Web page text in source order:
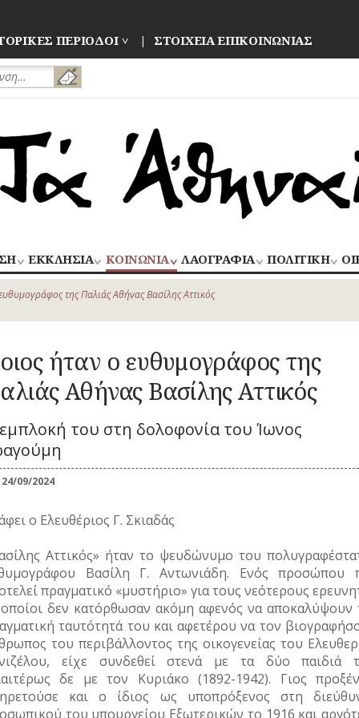
ΠΕΡΙΟΔΟΙ ΣΤΟΙΧΕΙΑ ΕΠΙΚΟΙΝΩΝΙΑΣ
ΕΚΚΛΗΣΙΑ
ΝΑΟΙ
–
ΜΟΝΕΣ
ΕΟΡΤΕΣ
ΞΩΚΚΛΗΣΙΑ
ΠΑΝΗΓΥΡΙΑ
ΚΟΙΝΩΝΙΑ
ΑΝΘΡΩΠΙΝΕΣ
ΙΣΤΟΡΙΕΣ
ΑΣΤΥΝΟΜΙΑ
ΚΑΘΗΜΕΡΙΝΗ
ΖΩΗ
ΜΙΚΡΕΣ
ΙΣΤΟΡΙΕΣ
ΛΑΟΓΡΑΦΙΑ
ΛΑΙΚΗ
ΔΗΜΙΟΥΡΓΙΑ
Καλλωπισμός
Λαϊκές τέχνες
ΒΙΟΣ
Θρησκευτική ζωή
Φυτά
Μύθοι
Παραδόσεις
Παροιμίες
Αινίγματα
ΒΙΟΣ
ΠΟΛΙΤΙΚΗ
ΕΚΛΟΓΕΣ
ΠΕΡΙΣΤΑΤΙΚΑ
ΓΕΓΟΝΟΤΑ
της Παλιάς Αθήνας Βασίλης Αττικός
ήταν ο ευθυμογράφος της
Αθήνας Βασίλης Αττικός
του στη δολοφονία του Ίωνος
24/09/2024
ο Ελευθέριος Γ. Σκιαδάς
Αττικός» ήταν το ψευδώνυμο του
Βασίλη Γ. Αντωνιάδη. Ενός προσώπου
πραγματικό «μυστήριο» για τους νεότερους
δεν κατόρθωσαν ακόμη αφενός να αποκαλύψουν
ταυτότητά του και αφετέρου να τον
του περιβάλλοντος της οικογενείας του
είχε συνδεθεί στενά με τα δύο παιδιά
δε με τον Κυριάκο (1892-1942). Γιος
και ο ίδιος ως υποπρόξενος στη
του υπουργείου Εξωτερικών το 1916 και